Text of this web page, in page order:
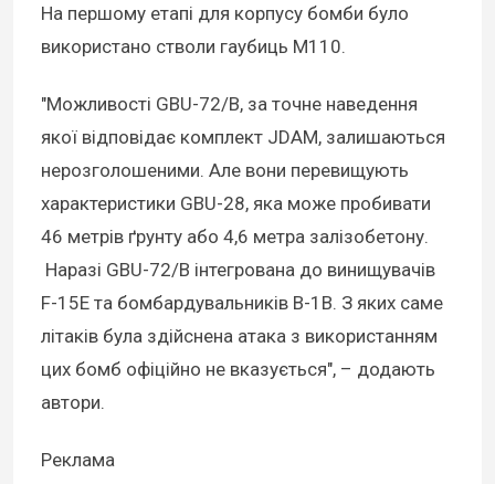
На першому етапі для корпусу бомби було
використано стволи гаубиць M110.
"Можливості GBU-72/B, за точне наведення
якої відповідає комплект JDAM, залишаються
нерозголошеними. Але вони перевищують
характеристики GBU-28, яка може пробивати
46 метрів ґрунту або 4,6 метра залізобетону.
Наразі GBU-72/B інтегрована до винищувачів
F-15E та бомбардувальників B-1B. З яких саме
літаків була здійснена атака з використанням
цих бомб офіційно не вказується", – додають
автори.
Реклама